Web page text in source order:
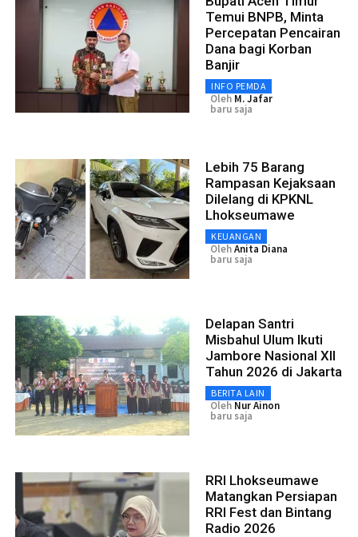
Temui BNPB, Minta
Percepatan Pencairan
Dana bagi Korban
Banjir
INFO PEMDA
Oleh M. Jafar
baru saja
Lebih 75 Barang
Rampasan Kejaksaan
Dilelang di KPKNL
Lhokseumawe
KEUANGAN
OlehAnita Diana
baru saja
Delapan Santri
Misbahul Ulum Ikuti
Jambore Nasional XII
Tahun 2026 di Jakarta
BERITA LAIN
Oleh Nur Ainon
baru saja
RRI Lhokseumawe
Matangkan Persiapan
RRI Fest dan Bintang
Radio 2026